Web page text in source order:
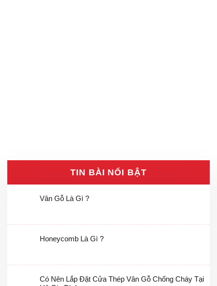
TIN BÀI NỔI BẬT
Vân Gỗ Là Gì ?
Honeycomb Là Gì ?
Có Nên Lắp Đặt Cửa Thép Vân Gỗ Chống Cháy Tại